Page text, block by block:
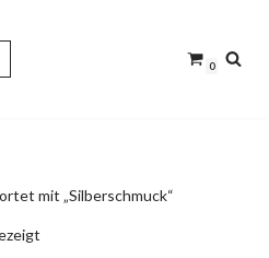
0
mit „Silberschmuck“